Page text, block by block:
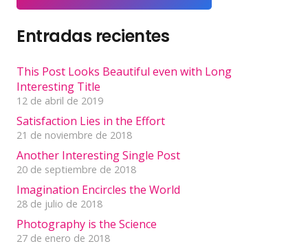
Entradas recientes
This Post Looks Beautiful even with Long
Interesting Title
12 de abril de 2019
Satisfaction Lies in the Effort
21 de noviembre de 2018
Another Interesting Single Post
20 de septiembre de 2018
Imagination Encircles the World
28 de julio de 2018
Photography is the Science
27 de enero de 2018